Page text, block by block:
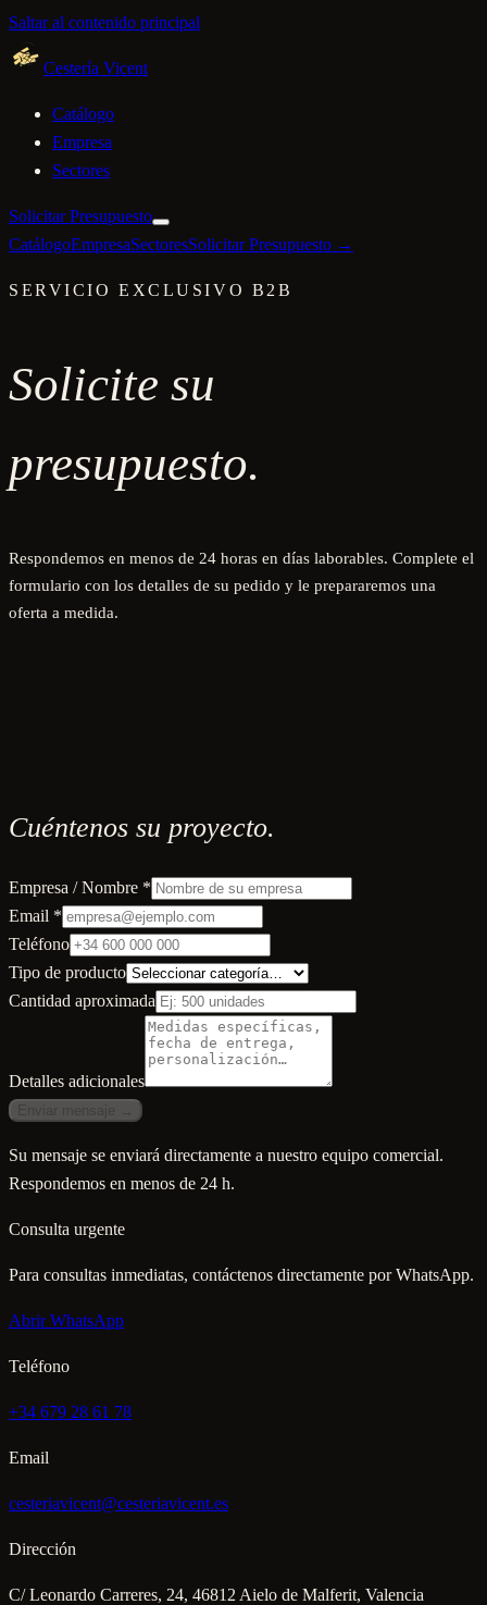
Saltar al contenido principal
Cestería Vicent
Catálogo
Empresa
Sectores
Solicitar Presupuesto
CatálogoEmpresaSectoresSolicitar Presupuesto →
SERVICIO EXCLUSIVO B2B
Solicite su
presupuesto.
Respondemos en menos de 24 horas en días laborables. Complete el
formulario con los detalles de su pedido y le prepararemos una
oferta a medida.
Cuéntenos su proyecto.
Empresa / Nombre *
Email *
Teléfono
Tipo de producto
Cantidad aproximada
Detalles adicionales
Su mensaje se enviará directamente a nuestro equipo comercial.
Respondemos en menos de 24 h.
Consulta urgente
Para consultas inmediatas, contáctenos directamente por WhatsApp.
Abrir WhatsApp
Teléfono
+34 679 28 61 78
Email
cesteriavicent@cesteriavicent.es
Dirección
C/ Leonardo Carreres, 24, 46812 Aielo de Malferit, Valencia